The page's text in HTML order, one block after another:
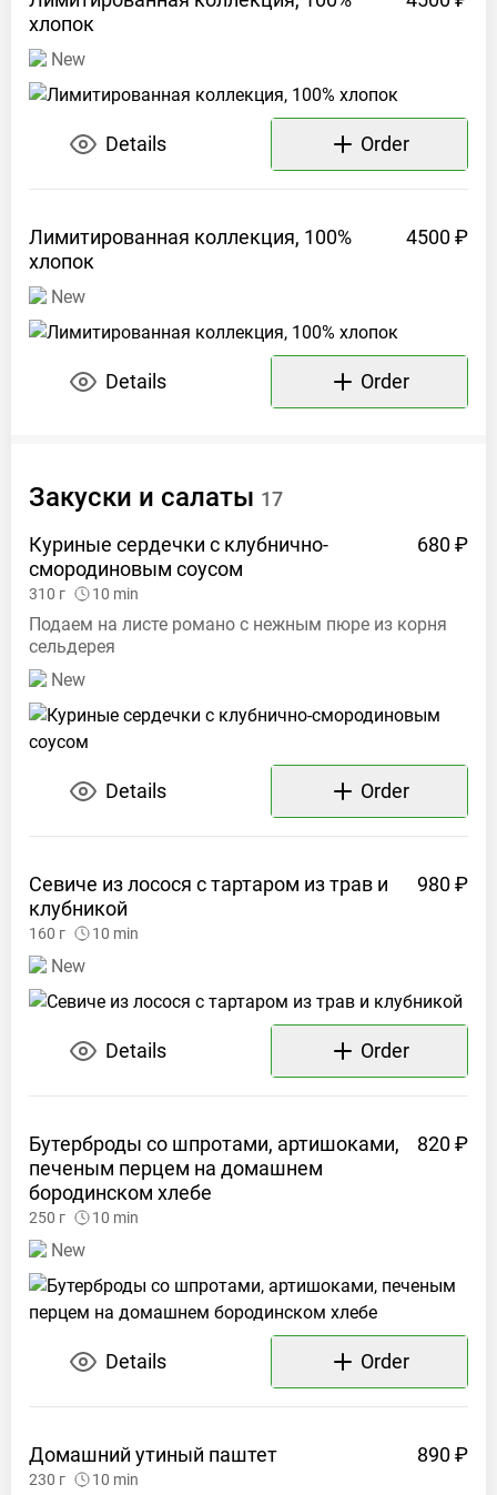
00
Instagram:
bonappcafe
t.me/bonappcafe
+
7
(495
120-
85-
хлопок
New
Details Order
Лимитированная коллекция, 100%
хлопок
4500 ₽
New
Details Order
Закуски и салаты 17
Куриные сердечки с клубнично-
смородиновым соусом
680 ₽
310 г 10 min
Подаем на листе романо с нежным пюре из корня
сельдерея
New
Details Order
Севиче из лосося с тартаром из трав и
клубникой
980 ₽
160 г 10 min
New
Details Order
Бутерброды со шпротами, артишоками,
печеным перцем на домашнем
бородинском хлебе
820 ₽
250 г 10 min
New
Details Order
Домашний утиный паштет 890 ₽
230 г 10 min